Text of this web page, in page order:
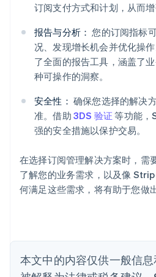
订阅支付方式和计划，从而增
报告与分析： 您的订阅指标
况、发现增长机会并优化操
了全面的报告工具，涵盖了
种可操作的洞察。
安全性： 确保您选择的解决
准。借助 3DS 验证 等功能
强的安全措施以保护交易。
在选择订阅管理解决方案时，需
了解您的业务需求，以及像
何满足这些需求，将有助于您做
本文中的内容仅供一般信
阿联酋
English
English
爱沙尼亚
English
澳大利亚
English
巴西
比利时
波兰
English